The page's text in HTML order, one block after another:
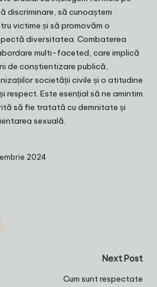
discriminare, să cunoaștem
victime și să promovăm o
diversitatea. Combaterea
multi-faceted, care implică
de conștientizare publică,
societății civile și o atitudine
respect. Este esențial să ne amintim
să fie tratată cu demnitate și
sexuală.
2024
Next Post
Cum sunt respectate